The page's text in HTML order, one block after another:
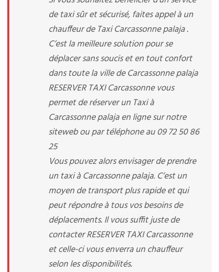
de taxi sûr et sécurisé, faites appel à un
chauffeur de Taxi Carcassonne palaja .
C’est la meilleure solution pour se
déplacer sans soucis et en tout confort
dans toute la ville de Carcassonne palaja
RESERVER TAXI Carcassonne vous
permet de réserver un Taxi à
Carcassonne palaja en ligne sur notre
siteweb ou par téléphone au 09 72 50 86
25
Vous pouvez alors envisager de prendre
un taxi à Carcassonne palaja. C’est un
moyen de transport plus rapide et qui
peut répondre à tous vos besoins de
déplacements. Il vous suffit juste de
contacter RESERVER TAXI Carcassonne
et celle-ci vous enverra un chauffeur
selon les disponibilités.